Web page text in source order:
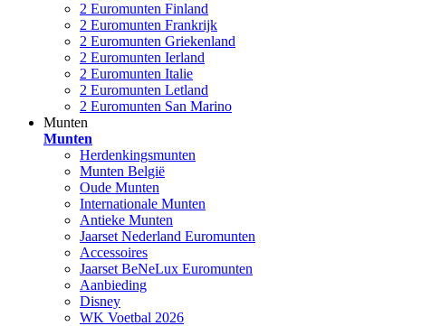
2 Euromunten Finland
2 Euromunten Frankrijk
2 Euromunten Griekenland
2 Euromunten Ierland
2 Euromunten Italie
2 Euromunten Letland
2 Euromunten San Marino
Munten
Munten
Herdenkingsmunten
Munten België
Oude Munten
Internationale Munten
Antieke Munten
Jaarset Nederland Euromunten
Accessoires
Jaarset BeNeLux Euromunten
Aanbieding
Disney
WK Voetbal 2026